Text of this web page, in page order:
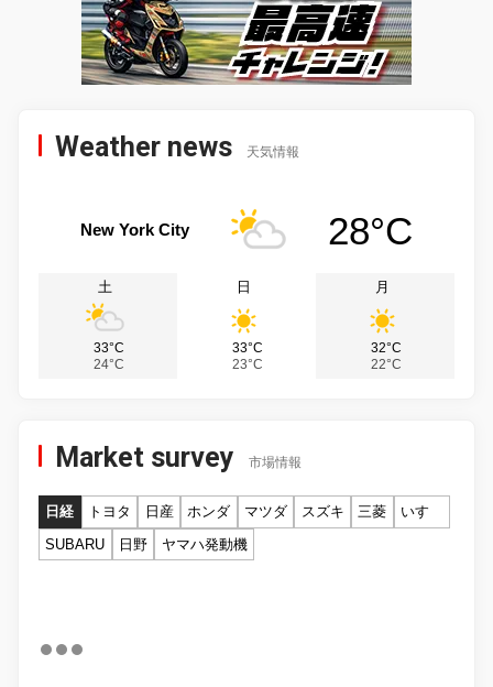
Weather news 天気情報
New York City 28°C
土
33°C
24°C
日
33°C
23°C
月
32°C
22°C
Market survey 市場情報
日経 トヨタ 日産 ホンダ マツダ スズキ 三菱
いすゞ
SUBARU
日野 ヤマハ発動機